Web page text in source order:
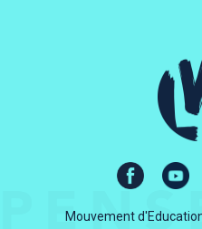
Mouvement